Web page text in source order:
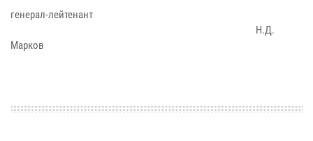
генерал-лейтенант
Н.Д.
Марков